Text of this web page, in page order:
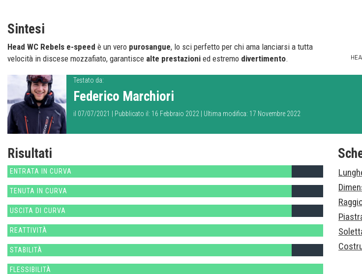
Sintesi
Head WC Rebels e-speed è un vero purosangue, lo sci perfetto per chi ama lanciarsi a tutta
velocità in discese mozzafiato, garantisce alte prestazioni ed estremo divertimento.
Testato da:
Federico Marchiori
il 07/07/2021 | Pubblicato il: 16 Febbraio 2022 | Ultima modifica: 17 Novembre 2022
Risultati
ENTRATA IN CURVA
TENUTA IN CURVA
USCITA DI CURVA
REATTIVITÀ
STABILITÀ
FLESSIBILITÀ